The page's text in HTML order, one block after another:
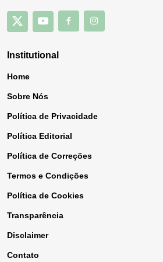
Institutional
Home
Sobre Nós
Política de Privacidade
Política Editorial
Política de Correções
Termos e Condições
Política de Cookies
Transparência
Disclaimer
Contato